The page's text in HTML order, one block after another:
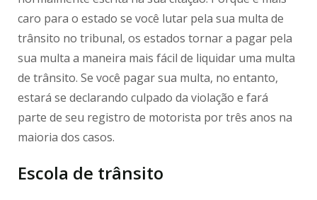
caro para o estado se você lutar pela sua multa de
trânsito no tribunal, os estados tornar a pagar pela
sua multa a maneira mais fácil de liquidar uma multa
de trânsito. Se você pagar sua multa, no entanto,
estará se declarando culpado da violação e fará
parte de seu registro de motorista por três anos na
maioria dos casos.
Escola de trânsito